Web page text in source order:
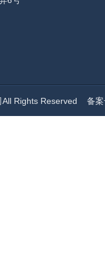
All Rights Reserved 备